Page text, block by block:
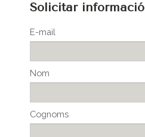
Solicitar informació
E-mail
Nom
Cognoms